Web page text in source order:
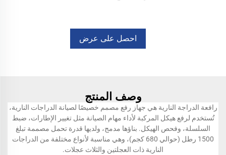
احصل على عرض
وصف المنتج
رافعة الدراجة النارية هي جهاز رفع مصمم خصيصًا لصيانة الدراجات النارية،
تُستخدم لرفع هيكل المركبة لأداء مهام الصيانة مثل تغيير الإطارات، ضبط
السلسلة، وفحص الهيكل. بناؤها مدمج، ولديها قدرة تحمل مصممة تبلغ
1500 رطل (حوالي 680 كجم)، وهي مناسبة لأنواع مختلفة من الدراجات
النارية ذات العجلتين والثلاث عجلات.